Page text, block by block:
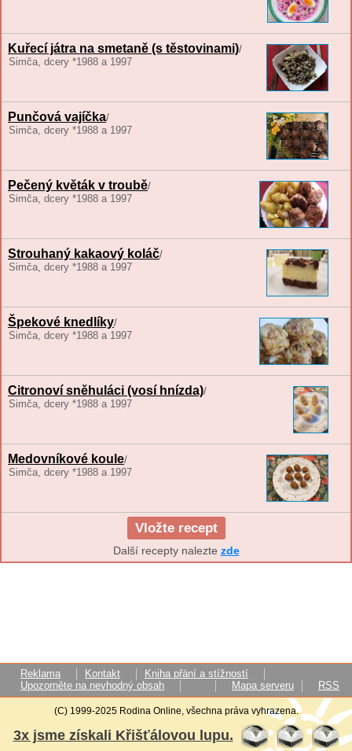
Kuřecí játra na smetaně (s těstovinami)/
Simča, dcery *1988 a 1997
Punčová vajíčka/
Simča, dcery *1988 a 1997
Pečený květák v troubě/
Simča, dcery *1988 a 1997
Strouhaný kakaový koláč/
Simča, dcery *1988 a 1997
Špekové knedlíky/
Simča, dcery *1988 a 1997
Citronoví sněhuláci (vosí hnízda)/
Simča, dcery *1988 a 1997
Medovníkové koule/
Simča, dcery *1988 a 1997
Vložte recept
Další recepty nalezte zde
Reklama Kontakt
Kniha přání a stížností
Upozorněte na nevhodný obsah
Mapa serveru RSS
(C) 1999-2025 Rodina Online, všechna práva vyhrazena.
3x jsme získali Křišťálovou lupu.